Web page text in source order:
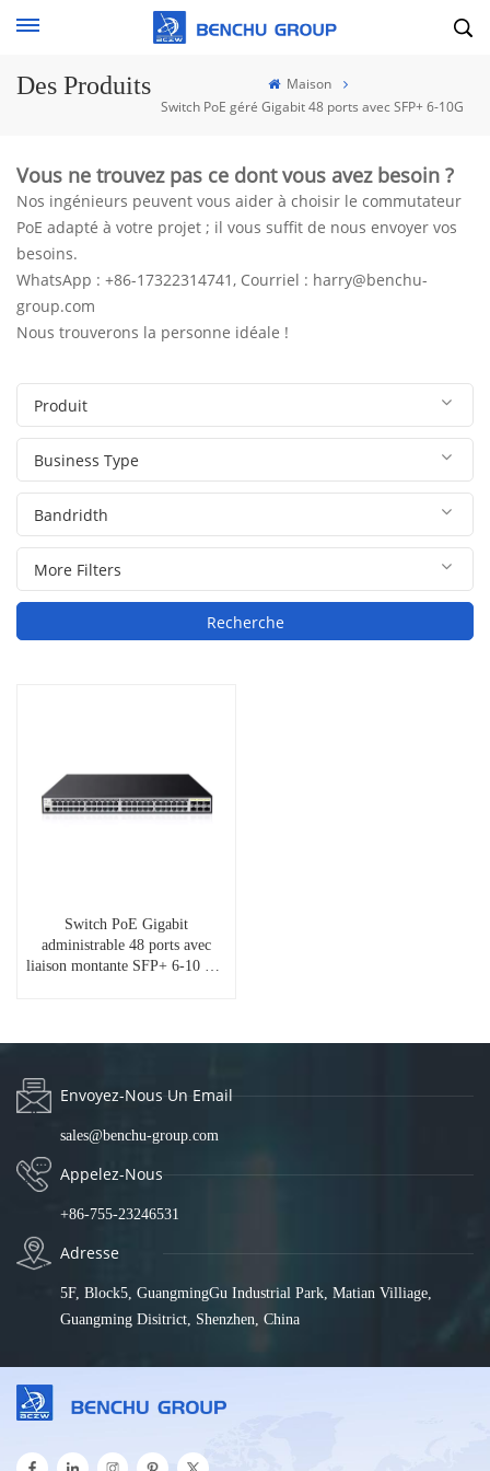
Des Produits
Maison
Switch PoE géré Gigabit 48 ports avec SFP+ 6-10G
Vous ne trouvez pas ce dont vous avez besoin ?
Nos ingénieurs peuvent vous aider à choisir le commutateur
PoE adapté à votre projet ; il vous suffit de nous envoyer vos
besoins.
WhatsApp : +86-17322314741, Courriel : harry@benchu-
group.com
Nous trouverons la personne idéale !
Recherche
Switch PoE Gigabit
administrable 48 ports avec
liaison montante SFP+ 6-10 Gb,
Envoyez-Nous Un Email
sales@benchu-group.com
Appelez-Nous
+86-755-23246531
Adresse
5F, Block5, GuangmingGu Industrial Park, Matian Villiage,
Guangming Disitrict, Shenzhen, China